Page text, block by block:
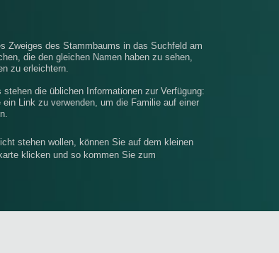
Zweiges des Stammbaums in das Suchfeld am
die den gleichen Namen haben zu sehen,
zu erleichtern.
die üblichen Informationen zur Verfügung:
Link zu verwenden, um die Familie auf einer
stehen wollen, können Sie auf dem kleinen
klicken und so kommen Sie zum